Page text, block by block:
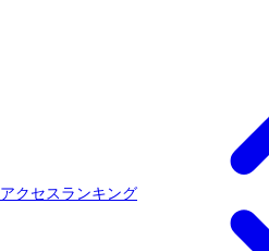
アクセスランキング